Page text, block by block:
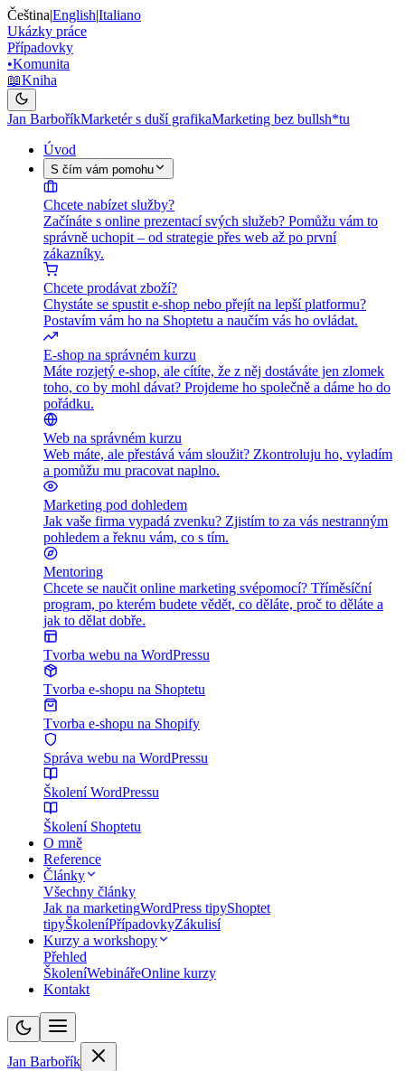
Čeština|English|Italiano
Ukázky práce
Případovky
•Komunita
📖Kniha
Jan BarboříkMarketér s duší grafikaMarketing bez bullsh*tu
Úvod
S čím vám pomohu
Chcete nabízet služby?
Začínáte s online prezentací svých služeb? Pomůžu vám to
správně uchopit – od strategie přes web až po první
zákazníky.
Chcete prodávat zboží?
Chystáte se spustit e-shop nebo přejít na lepší platformu?
Postavím vám ho na Shoptetu a naučím vás ho ovládat.
E-shop na správném kurzu
Máte rozjetý e-shop, ale cítíte, že z něj dostáváte jen zlomek
toho, co by mohl dávat? Projdeme ho společně a dáme ho do
pořádku.
Web na správném kurzu
Web máte, ale přestává vám sloužit? Zkontroluju ho, vyladím
a pomůžu mu pracovat naplno.
Marketing pod dohledem
Jak vaše firma vypadá zvenku? Zjistím to za vás nestranným
pohledem a řeknu vám, co s tím.
Mentoring
Chcete se naučit online marketing svépomocí? Tříměsíční
program, po kterém budete vědět, co děláte, proč to děláte a
jak to dělat dobře.
Tvorba webu na WordPressu
Tvorba e-shopu na Shoptetu
Tvorba e-shopu na Shopify
Správa webu na WordPressu
Školení WordPressu
Školení Shoptetu
O mně
Reference
Články
Všechny články
Jak na marketingWordPress tipyShoptet
tipyŠkoleníPřípadovkyZákulisí
Kurzy a workshopy
Přehled
ŠkoleníWebinářeOnline kurzy
Kontakt
Jan Barbořík